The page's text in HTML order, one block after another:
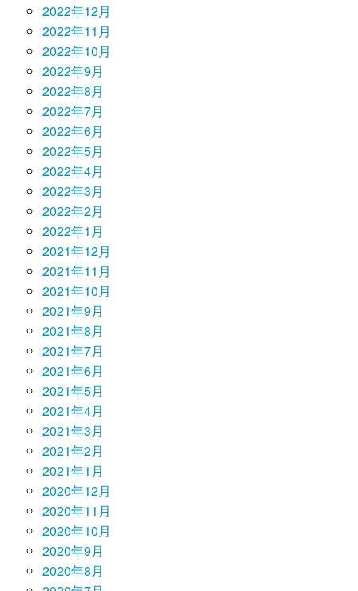
2022年12月
2022年11月
2022年10月
2022年9月
2022年8月
2022年7月
2022年6月
2022年5月
2022年4月
2022年3月
2022年2月
2022年1月
2021年12月
2021年11月
2021年10月
2021年9月
2021年8月
2021年7月
2021年6月
2021年5月
2021年4月
2021年3月
2021年2月
2021年1月
2020年12月
2020年11月
2020年10月
2020年9月
2020年8月